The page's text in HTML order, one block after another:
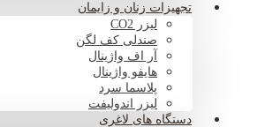
تجهیزات زنان و زایمان
لیزر CO2
صندلی کف لگن
آر اف واژینال
هایفو واژینال
پلاسما سرد
لیزر اندولیفت
دستگاه های لاغری